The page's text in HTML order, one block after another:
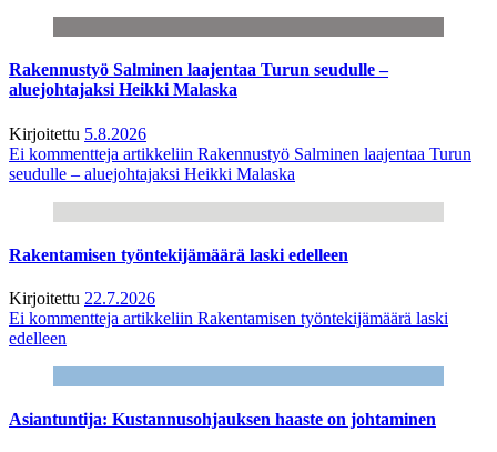
Rakennustyö Salminen laajentaa Turun seudulle –
aluejohtajaksi Heikki Malaska
Kirjoitettu 5.8.2026
Ei kommentteja artikkeliin Rakennustyö Salminen laajentaa Turun
seudulle – aluejohtajaksi Heikki Malaska
Rakentamisen työntekijämäärä laski edelleen
Kirjoitettu 22.7.2026
Ei kommentteja artikkeliin Rakentamisen työntekijämäärä laski
edelleen
Asiantuntija: Kustannusohjauksen haaste on johtaminen